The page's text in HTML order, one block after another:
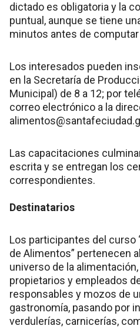
dictado es obligatoria y la
puntual, aunque se tiene
minutos antes de
Los interesados pueden
en la Secretaría de
Municipal) de 8 a 12; por
correo electrónico a la
Las capacitaciones
escrita y se entregan los
correspondientes.
Destinatarios
Los participantes del curso
de Alimentos” pertenecen
universo de la
propietarios y empleados
responsables y mozos de
gastronomía, pasando por
verdulerías, carnicerías,